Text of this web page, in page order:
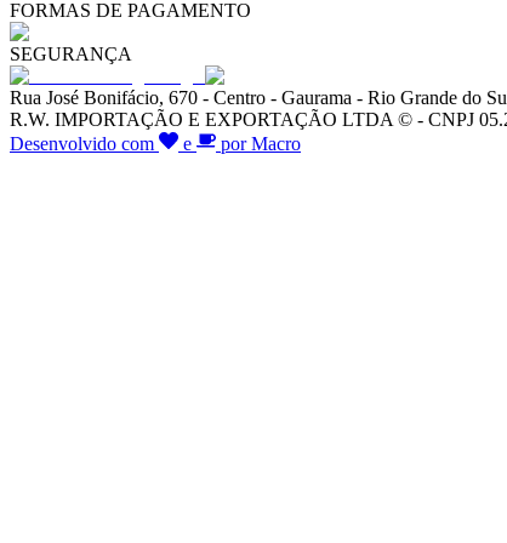
FORMAS DE PAGAMENTO
SEGURANÇA
Rua José Bonifácio, 670 - Centro - Gaurama - Rio Grande do
R.W. IMPORTAÇÃO E EXPORTAÇÃO LTDA © - CNPJ
Desenvolvido com
e por Macro